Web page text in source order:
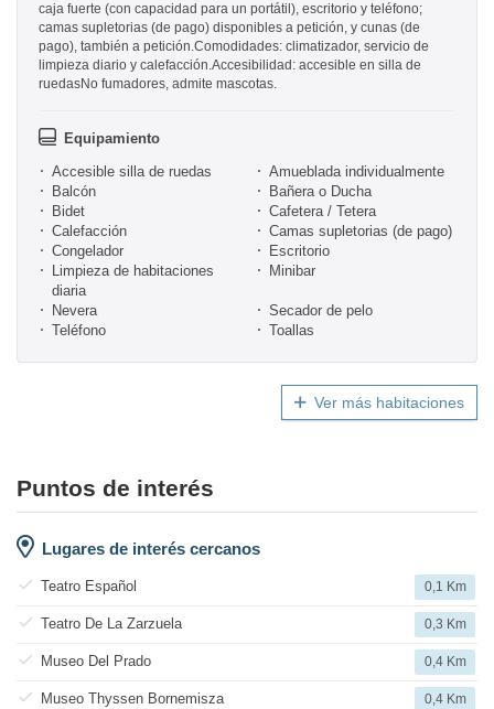
caja fuerte (con capacidad para un portátil), escritorio y teléfono;
camas supletorias (de pago) disponibles a petición, y cunas (de
pago), también a petición.Comodidades: climatizador, servicio de
limpieza diario y calefacción.Accesibilidad: accesible en silla de
ruedasNo fumadores, admite mascotas.
Equipamiento
Accesible silla de ruedas
Amueblada individualmente
Balcón
Bañera o Ducha
Bidet
Cafetera / Tetera
Calefacción
Camas supletorias (de pago)
Congelador
Escritorio
Limpieza de habitaciones
diaria
Minibar
Nevera
Secador de pelo
Teléfono
Toallas
Ver más habitaciones
Puntos de interés
Lugares de interés cercanos
Teatro Español 0,1 Km
Teatro De La Zarzuela 0,3 Km
Museo Del Prado 0,4 Km
Museo Thyssen Bornemisza 0,4 Km